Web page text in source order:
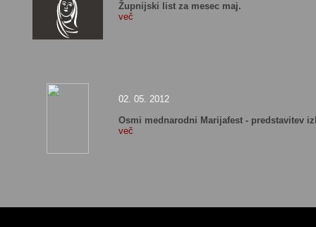
Župnijski list za mesec maj.
več
02. 05. 2012
Osmi mednarodni Marijafest - predstavitev
več